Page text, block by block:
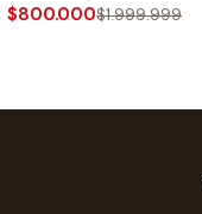
$800.000$1.999.999